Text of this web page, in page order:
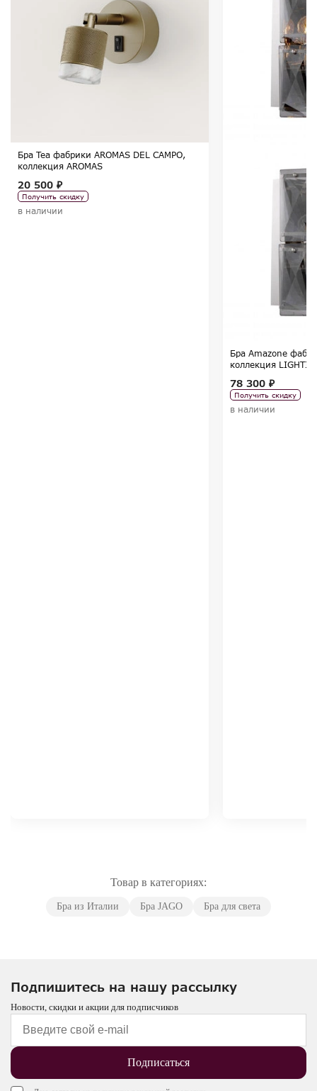
Бра Tea фабрики AROMAS DEL CAMPO,
коллекция AROMAS
20 500 ₽
Получить скидку
в наличии
Бра Amazone
коллекция
78 300 ₽
Получить скидку
в наличии
Товар в категориях:
Бра из Италии Бра JAGO Бра для света
Подпишитесь на нашу рассылку
Новости, скидки и акции для подписчиков
Подписаться